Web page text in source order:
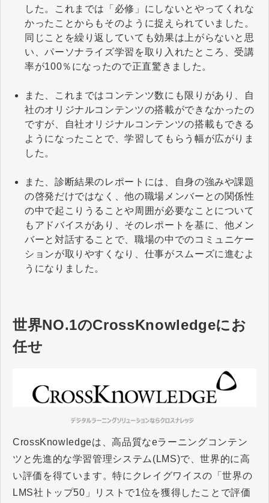
した。これまでは「必修」にしないとやってくれな
かったことからもそのように捉えられていました。
同じことを繰り返していても効果は上がらないと思
い、パーソナライズ学習を取り入れたところ、受講
率が100％になったので正直驚きました。
また、これまではコンテンツ数にも限りがあり、自
社のオリジナルコンテンツの搭載ができなかったの
ですが、自社オリジナルコンテンツの搭載もできる
ようになったことで、学習してもらう幅が広がりま
した。
また、診断結果のレポートには、自身の強みや課題
の啓発だけではなく、他の職場メンバーとの関係性
の中で起こりうることや周囲が必要なことについて
もアドバイスがあり、そのレポートを基に、他メン
バーと対話することで、職場の中でのコミュニケー
ションが取りやすくなり、仕事がスムーズに進むよ
うになりました。
世界NO.1のCrossKnowledgeにお
任せ
CrossKnowledgeは、高品質なeラーニングコンテン
ツと先進的な学習管理システム(LMS)で、世界的に高
い評価を得ています。特にクレイグワイスの「世界の
LMS社トップ50」リストで1位を獲得したことで評価